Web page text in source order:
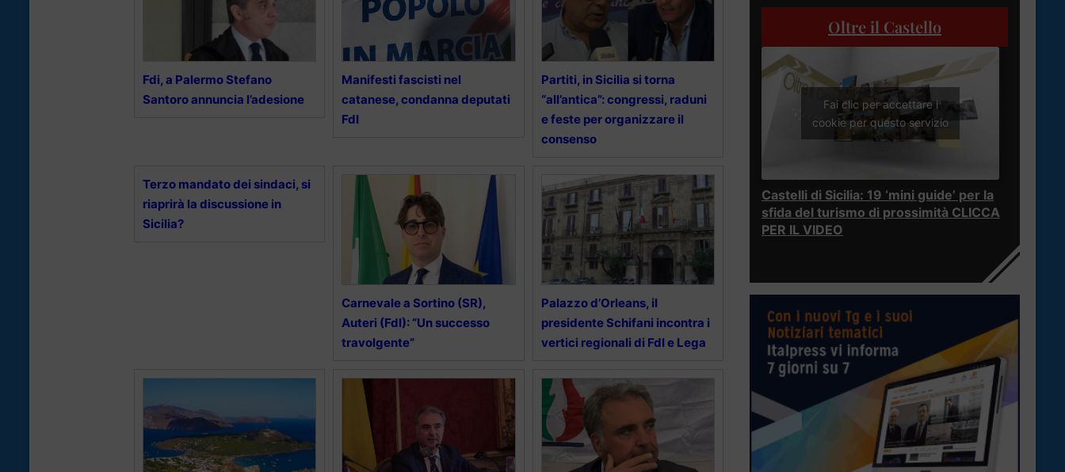
Fdi, a Palermo Stefano
Santoro annuncia l’adesione
Manifesti fascisti nel
catanese, condanna deputati
FdI
Partiti, in Sicilia si torna
“all’antica”: congressi, raduni
e feste per organizzare il
consenso
Terzo mandato dei sindaci, si
riaprirà la discussione in
Sicilia?
Carnevale a Sortino (SR),
Auteri (FdI): “Un successo
travolgente”
Palazzo d’Orleans, il
presidente Schifani incontra i
vertici regionali di FdI e Lega
Oltre il Castello
Fai clic per accettare i
cookie per questo servizio
Castelli di Sicilia: 19 ‘mini guide’ per la
sfida del turismo di prossimità CLICCA
PER IL VIDEO